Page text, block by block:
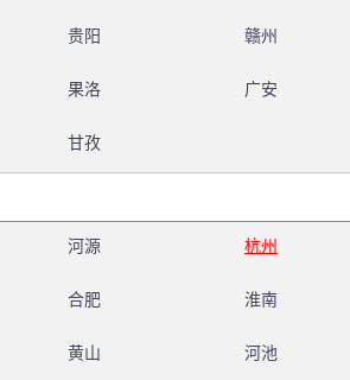
贵阳 赣州
果洛 广安
甘孜
河源 杭州
合肥 淮南
黄山 河池